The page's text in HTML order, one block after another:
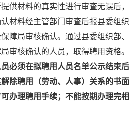
供材料的真实性进行审查无误后，
材料经主管部门审查后报县委组织
障局审核确认。通过县委组织部、
审核确认的人员，取得聘用资格。
必须在拟聘用人员名单公示结束后
除聘用（劳动、人事）关系的书面
办理聘用手续；不能按期办理完相